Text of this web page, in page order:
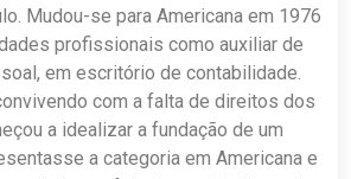
Mudou-se para Americana em 1976
profissionais como auxiliar de
em escritório de contabilidade.
com a falta de direitos dos
a idealizar a fundação de um
a categoria em Americana e